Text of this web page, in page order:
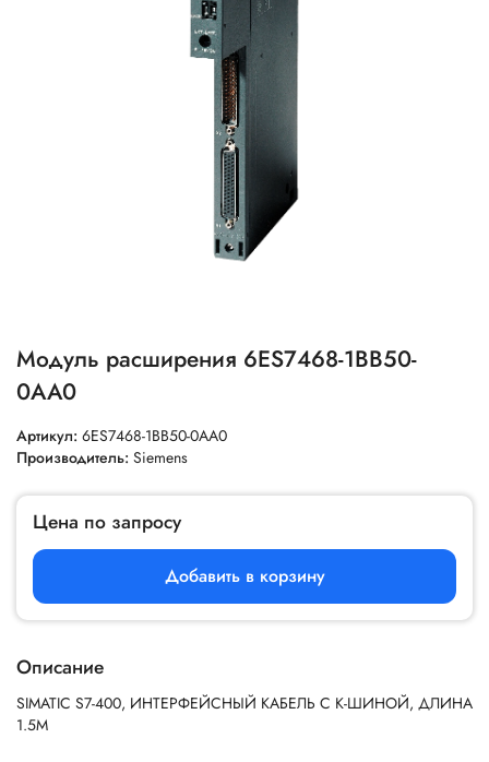
Модуль расширения 6ES7468-1BB50-
0AA0
Артикул: 6ES7468-1BB50-0AA0
Производитель: Siemens
Цена по запросу
Добавить в корзину
Описание
SIMATIC S7-400, ИНТЕРФЕЙСНЫЙ КАБЕЛЬ С K-ШИНОЙ, ДЛИНА
1.5M